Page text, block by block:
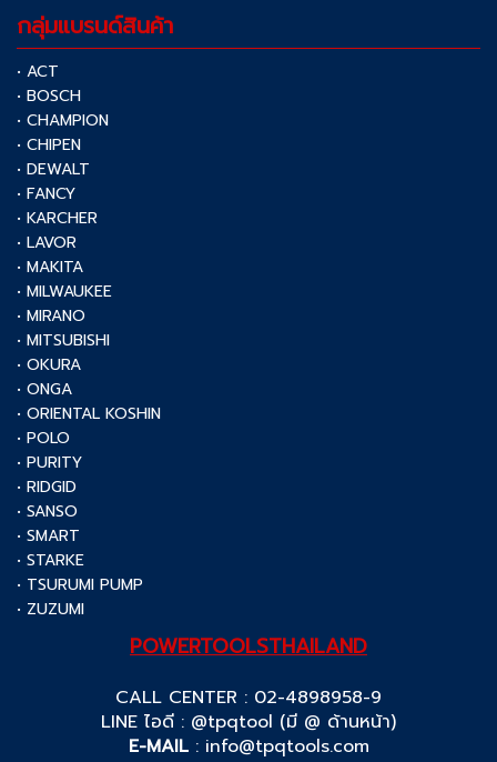
กลุ่มแบรนด์สินค้า
• ACT
• BOSCH
• CHAMPION
• CHIPEN
• DEWALT
• FANCY
• KARCHER
• LAVOR
• MAKITA
• MILWAUKEE
• MIRANO
• MITSUBISHI
• OKURA
• ONGA
• ORIENTAL KOSHIN
• POLO
• PURITY
• RIDGID
• SANSO
• SMART
• STARKE
• TSURUMI PUMP
• ZUZUMI
POWERTOOLSTHAILAND
CALL CENTER : 02-4898958-9
LINE ไอดี : @tpqtool (มี @ ด้านหน้า)
E-MAIL: info@tpqtools.com